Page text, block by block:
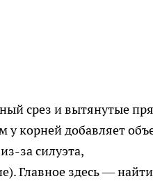
срез и вытянутые
у корней добавляет
за силуэта,
Главное здесь — найти